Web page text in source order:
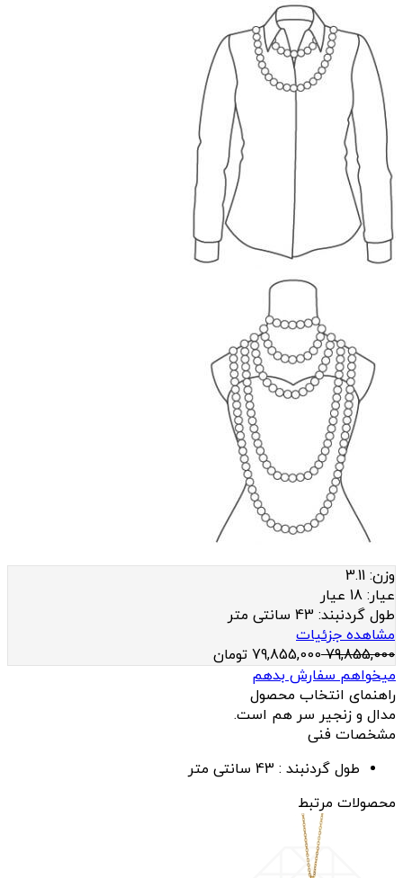
وزن: 3.11
عيار: 18 عیار
طول گردنبند: 43 سانتی متر
مشاهده جزئیات
79,855,000
79,855,000 تومان
میخواهم سفارش بدهم
راهنمای انتخاب محصول
مدال و زنجیر سر هم است.
مشخصات فنی
طول گردنبند : 43 سانتی متر
محصولات مرتبط